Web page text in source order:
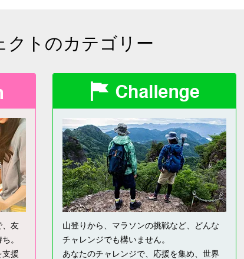
クトのカテゴリー
、友
。
支援
山登りから、マラソンの挑戦など、どんな
チャレンジでも構いません。
あなたのチャレンジで、応援を集め、世界